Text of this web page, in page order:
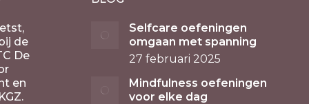
de
De
en
Selfcare oefeningen
omgaan met spanning
27 februari 2025
Mindfulness oefeningen
voor elke dag